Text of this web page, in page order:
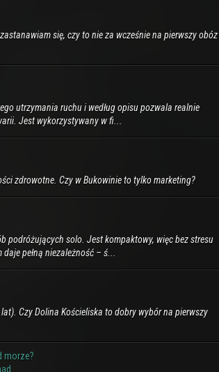
się, czy to nie za wcześnie na pierwszy obóz
utrzymania ruchu i według opisu pozwala realnie
Jest wykorzystywany w fi...
zdrowotne. Czy w Bukowinie to tylko marketing?
podróżujących solo. Jest kompaktowy, więc bez stresu
pełną niezależność – ś...
Czy Dolina Kościeliska to dobry wybór na pierwszy
morze?